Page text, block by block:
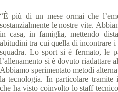
“È più di un mese ormai che
sostanzialmente le nostre vite.
in casa, in famiglia, mettendo
abitudini tra cui quella di incontrare
squadra. Lo sport si è fermato, le
l’allenamento si è dovuto riadattare
Abbiamo sperimentato metodi
la tecnologia. In particolare tramite
che ha visto coinvolto lo staff